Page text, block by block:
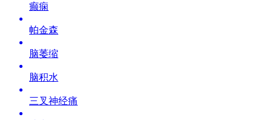
癫痫
帕金森
脑萎缩
脑积水
三叉神经痛